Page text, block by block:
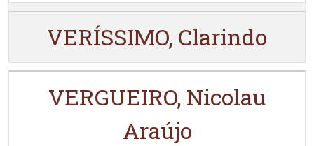
VERÍSSIMO, Clarindo
VERGUEIRO, Nicolau
Araújo